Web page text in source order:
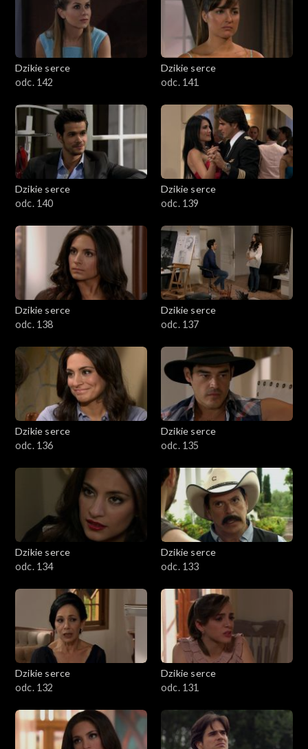
Dzikie serce
odc. 142
Dzikie serce
odc. 141
Dzikie serce
odc. 140
Dzikie serce
odc. 139
Dzikie serce
odc. 138
Dzikie serce
odc. 137
Dzikie serce
odc. 136
Dzikie serce
odc. 135
Dzikie serce
odc. 134
Dzikie serce
odc. 133
Dzikie serce
odc. 132
Dzikie serce
odc. 131